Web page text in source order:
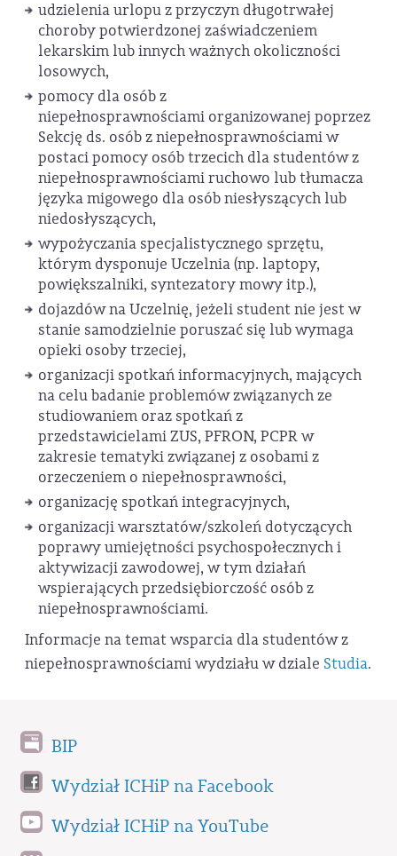
udzielenia urlopu z przyczyn długotrwałej
choroby potwierdzonej zaświadczeniem
lekarskim lub innych ważnych okoliczności
losowych,
pomocy dla osób z
niepełnosprawnościami organizowanej poprzez
Sekcję ds. osób z niepełnosprawnościami w
postaci pomocy osób trzecich dla studentów z
niepełnosprawnościami ruchowo lub tłumacza
języka migowego dla osób niesłyszących lub
niedosłyszących,
wypożyczania specjalistycznego sprzętu,
którym dysponuje Uczelnia (np. laptopy,
powiększalniki, syntezatory mowy itp.),
dojazdów na Uczelnię, jeżeli student nie jest w
stanie samodzielnie poruszać się lub wymaga
opieki osoby trzeciej,
organizacji spotkań informacyjnych, mających
na celu badanie problemów związanych ze
studiowaniem oraz spotkań z
przedstawicielami ZUS, PFRON, PCPR w
zakresie tematyki związanej z osobami z
orzeczeniem o niepełnosprawności,
organizację spotkań integracyjnych,
organizacji warsztatów/szkoleń dotyczących
poprawy umiejętności psychospołecznych i
aktywizacji zawodowej, w tym działań
wspierających przedsiębiorczość osób z
niepełnosprawnościami.
Informacje na temat wsparcia dla studentów z
niepełnosprawnościami wydziału w dziale Studia.
BIP
Wydział ICHiP na Facebook
Wydział ICHiP na YouTube